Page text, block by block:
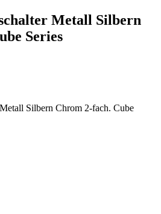
Metall Silbern
Series